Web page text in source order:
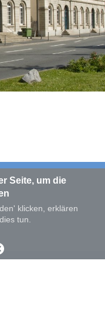
Seite, um die
klicken, erklären
tun.